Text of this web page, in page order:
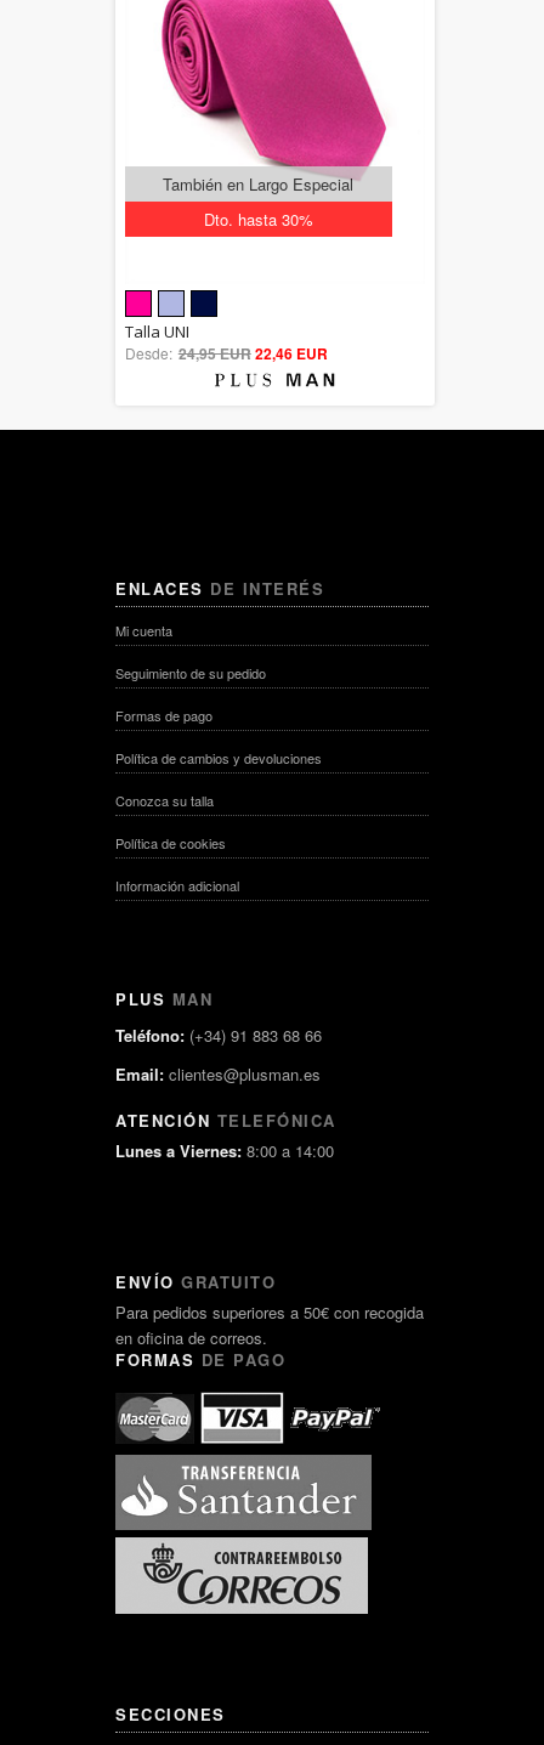
Dto. hasta 30%
También en Largo Especial
out of 5
Talla UNI
Desde: 24,95 EUR22,46 EUR
ENLACES DE INTERÉS
Mi cuenta
Seguimiento de su pedido
Formas de pago
Política de cambios y devoluciones
Conozca su talla
Política de cookies
Información adicional
PLUS MAN
Teléfono: (+34) 91 883 68 66
Email: clientes@plusman.es
ATENCIÓN TELEFÓNICA
Lunes a Viernes: 8:00 a 14:00
ENVÍO GRATUITO
Para pedidos superiores a 50€ con recogida
en oficina de correos.
FORMAS DE PAGO
SECCIONES